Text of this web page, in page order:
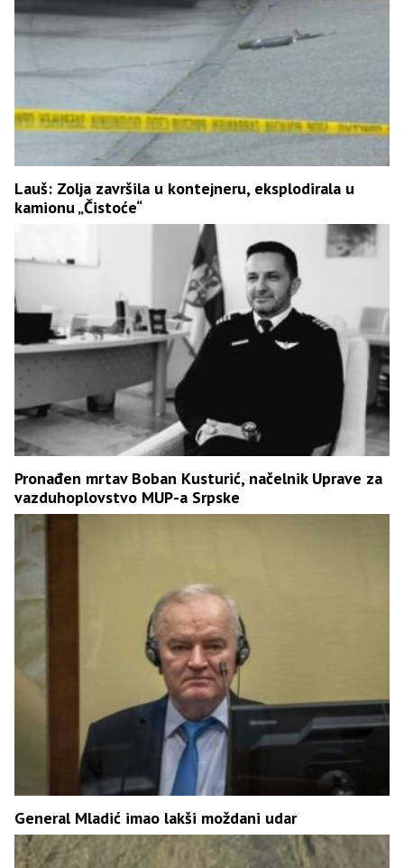
Lauš: Zolja završila u kontejneru, eksplodirala u
kamionu „Čistoće“
Pronađen mrtav Boban Kusturić, načelnik Uprave za
vazduhoplovstvo MUP-a Srpske
General Mladić imao lakši moždani udar